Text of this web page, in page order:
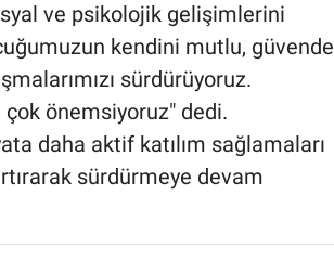
ve psikolojik gelişimlerini
kendini mutlu, güvende
sürdürüyoruz.
çok önemsiyoruz" dedi.
daha aktif katılım sağlamaları
sürdürmeye devam